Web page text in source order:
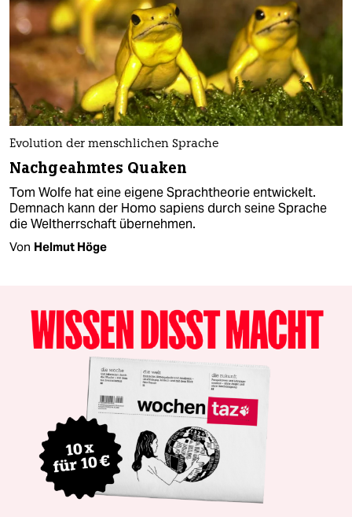
Evolution der menschlichen Sprache
Nachgeahmtes Quaken
Tom Wolfe hat eine eigene Sprachtheorie entwickelt.
Demnach kann der Homo sapiens durch seine Sprache
die Weltherrschaft übernehmen.
Von Helmut Höge